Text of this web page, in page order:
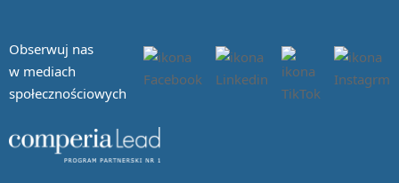
Obserwuj nas
w mediach
społecznościowych